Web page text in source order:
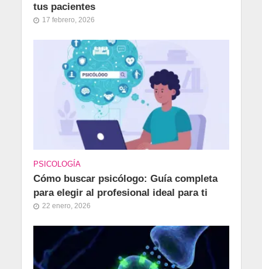
tus pacientes
17 febrero, 2026
PSICOLOGÍA
Cómo buscar psicólogo: Guía completa
para elegir al profesional ideal para ti
22 enero, 2026